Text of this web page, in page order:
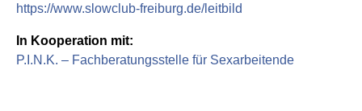
https://www.slowclub-freiburg.de/leitbild
In Kooperation mit:
P.I.N.K. – Fachberatungsstelle für Sexarbeitende